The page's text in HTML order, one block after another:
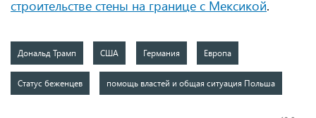
строительстве стены на границе с Мексикой.
Дональд Трамп США Германия Европа
Статус беженцев помощь властей и общая ситуация Польша